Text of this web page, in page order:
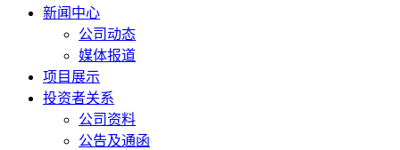
新闻中心
公司动态
媒体报道
项目展示
投资者关系
公司资料
公告及通函